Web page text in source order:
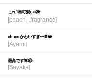
これ1番可愛い🐱❣️
[peach_.fragrance]
chocoかわいすぎ〜🍫❤️
[Ayami]
最高です💓😍
[Sayaka]